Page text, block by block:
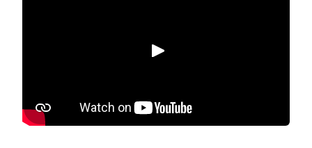
Spela upp